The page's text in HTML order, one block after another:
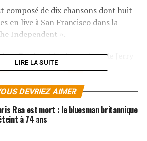
composé de dix chansons dont huit
en live à San Francisco dans la
Independent ».
Ford revisite la musique de Jerry
, Duane Allman,
info, Robben Ford est
dans toute l’Europe.
Ford sont disponibles sur
LIRE LA SUITE
DEVRIEZ AIMER
Rea est mort : le bluesman britannique
à 74 ans